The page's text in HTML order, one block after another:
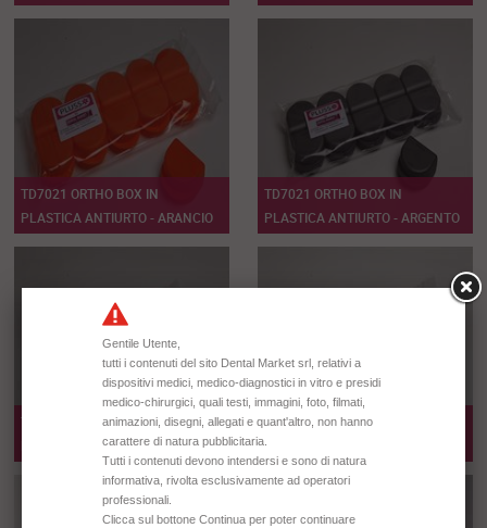
TD7021 ORTHO BOX IN
PLASTICA ANTIURTO - ARANCIO
TD7021 ORTHO BOX IN
PLASTICA ANTIURTO - ARGENTO
TD7021 ORTHO BOX IN
PLASTICA ANTIURTO - ROSA
TD7021 ORTHO BOX IN
PLASTICA ANTIURTO - ROSSO